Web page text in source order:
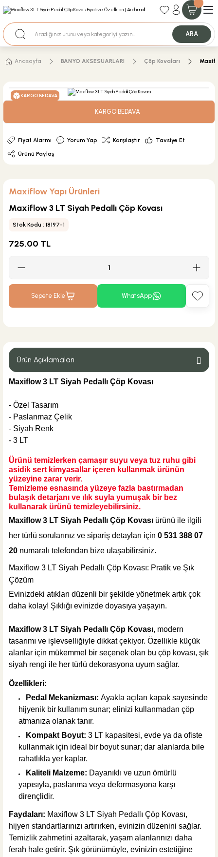
35+ Yıllık Tecrübe
Nakit Ödemeli Özel Fiyatlar için Bizden Teklif Alabilirsiniz.
ARA
Anasayfa BANYO AKSESUARLARI Çöp Kovaları
KARGO BEDAVA
KARGO BEDAVA
Fiyat Alarmı Yorum Yap Karşılaştır
Tavsiye Et
Ürünü Paylaş
Maxiflow Yapı Ürünleri
Maxiflow 3 LT Siyah Pedallı Çöp Kovası
Stok Kodu : 18197-1
725,00 TL
Sepete Ekle WhatsApp
Ürün Açıklamaları
Maxiflow 3 LT Siyah Pedallı Çöp Kovası
- Özel Tasarım
- Paslanmaz Çelik
- Siyah Renk
- 3 LT
Ürünü temizlerken çamaşır suyu veya tuz ruhu gibi
asidik sert kimyasallar içeren kullanmak ürünün
yüzeyine zarar verir.
Temizleme esnasında yüzeye fazla bastırmadan
bulaşık detarjanı ve ılık suyla yumuşak bir bez
kullanarak ürünü temizleyebilirsiniz.
Maxiflow 3 LT Siyah Pedallı Çöp Kovası ürünü ile ilgili
her türlü sorularınız ve sipariş detayları için 0 531 388 07
20 numaralı telefondan bize ulaşabilirsiniz.
Maxiflow 3 LT Siyah Pedallı Çöp Kovası: Pratik ve Şık
Çözüm
Evinizdeki atıkları düzenli bir şekilde yönetmek artık çok
daha kolay! Şıklığı evinizde doyasıya yaşayın.
Maxiflow 3 LT Siyah Pedallı Çöp Kovası, modern
tasarımı ve işlevselliğiyle dikkat çekiyor. Özellikle küçük
alanlar için mükemmel bir seçenek olan bu çöp kovası, şık
siyah rengi ile her türlü dekorasyona uyum sağlar.
Özellikleri:
Pedal Mekanizması: Ayakla açılan kapak sayesinde
hijyenik bir kullanım sunar; elinizi kullanmadan çöp
atmanıza olanak tanır.
Kompakt Boyut: 3 LT kapasitesi, evde ya da ofiste
kullanmak için ideal bir boyut sunar; dar alanlarda bile
rahatlıkla yer kaplar.
Kaliteli Malzeme: Dayanıklı ve uzun ömürlü
yapısıyla, paslanma veya deformasyona karşı
dirençlidir.
Faydaları: Maxiflow 3 LT Siyah Pedallı Çöp Kovası,
hijyen standartlarınızı artırırken, evinizin düzenini sağlar.
Temizlik zahmetini azaltarak, yaşam alanlarınızı daha
ferah hale getirir. Şık görünümüyle, evinizin estetiğine